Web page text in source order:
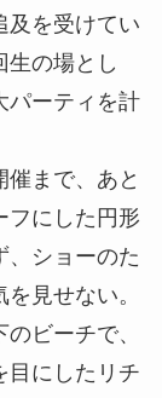
及を受けてい
生の場とし
パーティを計
まで、あと
フにした円形
、ショーのた
見せない。
ビーチで、
目にしたリチ